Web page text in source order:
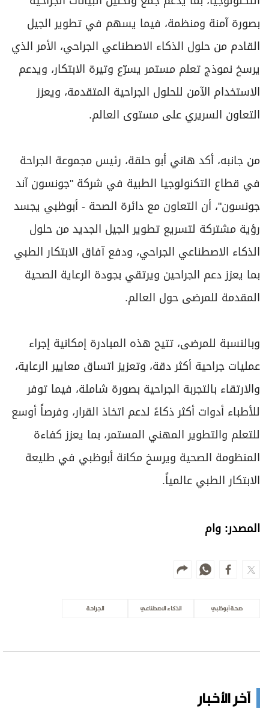
بصورة آمنة ومنظمة، فيما يسهم في تطوير الجيل
القادم من حلول الذكاء الاصطناعي الجراحي، الأمر الذي
يرسخ نموذج تعلم مستمر يسرّع وتيرة الابتكار، ويدعم
الاستخدام الآمن للحلول الجراحية المتقدمة، ويعزز
التعاون السريري على مستوى العالم.
من جانبه، أكد هاني أبو حلقة، رئيس مجموعة الجراحة
في قطاع التكنولوجيا الطبية في شركة "جونسون آند
جونسون"، أن التعاون مع دائرة الصحة - أبوظبي يجسد
رؤية مشتركة لتسريع تطوير الجيل الجديد من حلول
الذكاء الاصطناعي الجراحي، ودفع آفاق الابتكار الطبي
بما يعزز دعم الجراحين ويرتقي بجودة الرعاية الصحية
المقدمة للمرضى حول العالم.
وبالنسبة للمرضى، تتيح هذه المبادرة إمكانية إجراء
عمليات جراحية أكثر دقة، وتعزيز اتساق معايير الرعاية،
والارتقاء بالتجربة الجراحية بصورة شاملة، فيما توفر
للأطباء أدوات أكثر ذكاءً لدعم اتخاذ القرار، وفرصاً أوسع
للتعلم والتطوير المهني المستمر، بما يعزز كفاءة
المنظومة الصحية ويرسخ مكانة أبوظبي في طليعة
الابتكار الطبي عالمياً.
المصدر: وام
صحة أبوظبي الذكاء الاصطناعي الجراحة
آخر الأخبار